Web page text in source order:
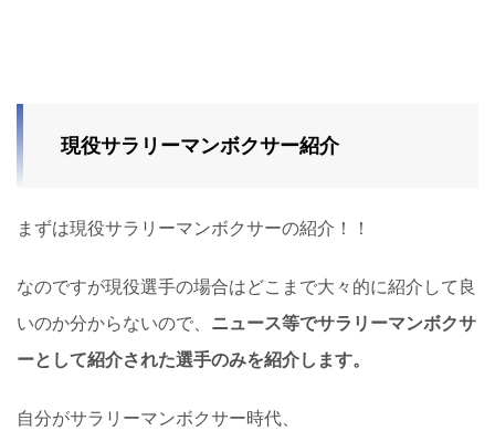
現役サラリーマンボクサー紹介
まずは現役サラリーマンボクサーの紹介！！
なのですが現役選手の場合はどこまで大々的に紹介して良
いのか分からないので、 ニュース等でサラリーマンボクサ
ーとして紹介された選手のみを紹介します。
自分がサラリーマンボクサー時代、